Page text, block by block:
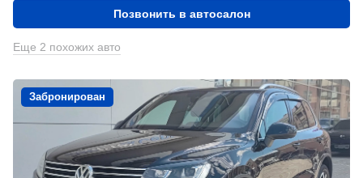
Позвонить в автосалон
Еще 2 похожих авто
Забронирован